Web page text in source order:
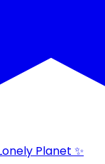
Planet ✨